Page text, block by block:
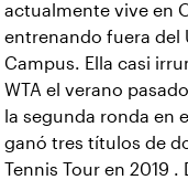
actualmente vive en
entrenando fuera del
Campus. Ella casi
WTA el verano
la segunda ronda en
ganó tres títulos de
Tennis Tour en 2019